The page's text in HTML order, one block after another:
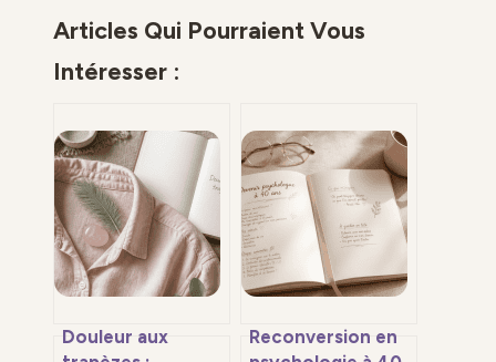
Articles Qui Pourraient Vous
Intéresser :
Douleur aux
Reconversion en